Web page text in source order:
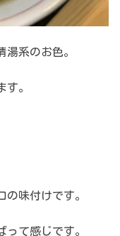
湯系のお色。
。
味付けです。
て感じです。